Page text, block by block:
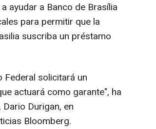
ayudar a Banco de Brasília
para permitir que la
suscriba un préstamo
solicitará un
actuará como garante", ha
Durigan, en
Bloomberg.